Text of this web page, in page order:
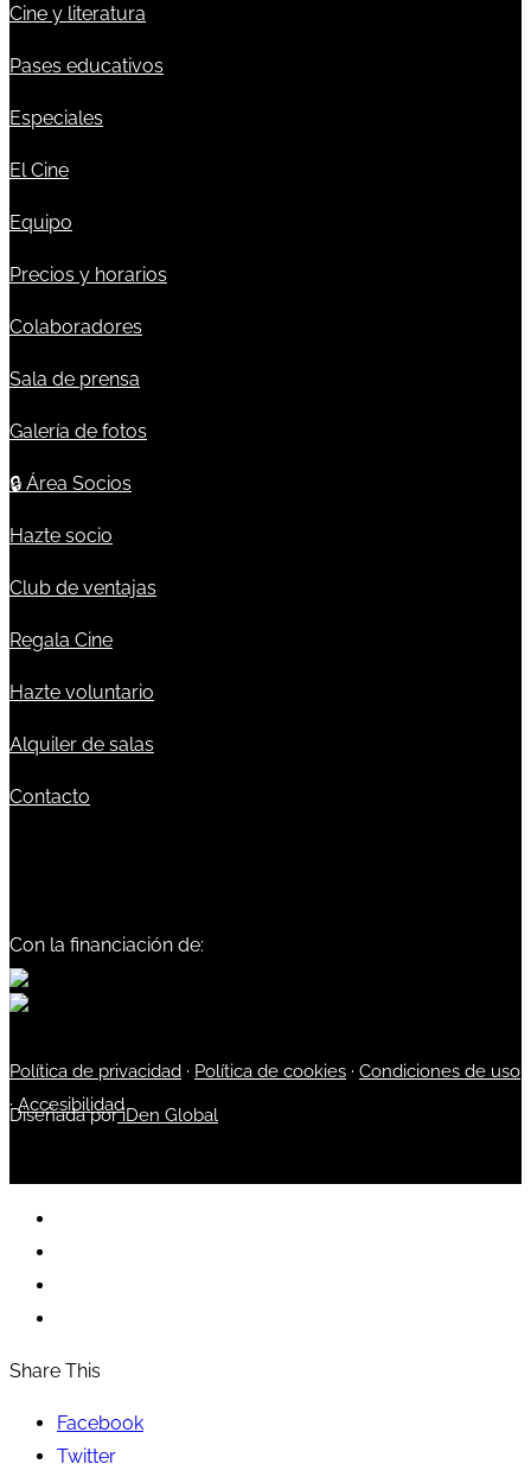
Cine y literatura
Pases educativos
Especiales
El Cine
Equipo
Precios y horarios
Colaboradores
Sala de prensa
Galería de fotos
🔒 Área Socios
Hazte socio
Club de ventajas
Regala Cine
Hazte voluntario
Alquiler de salas
Contacto
Con la financiación de:
Política de privacidad · Política de cookies · Condiciones de uso
·Accesibilidad
Diseñada poriDen Global
Share This
Facebook
Twitter